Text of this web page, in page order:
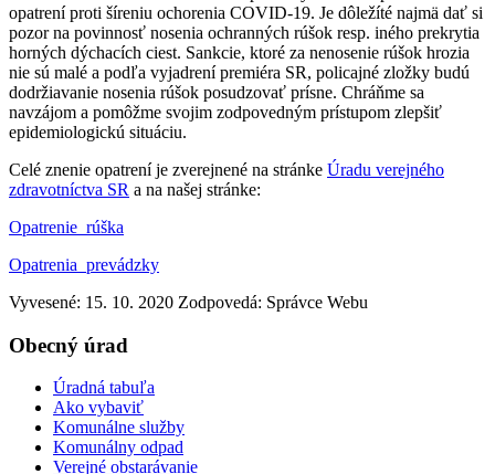
opatrení proti šíreniu ochorenia COVID-19. Je dôležíté najmä dať si
pozor na povinnosť nosenia ochranných rúšok resp. iného prekrytia
horných dýchacích ciest. Sankcie, ktoré za nenosenie rúšok hrozia
nie sú malé a podľa vyjadrení premiéra SR, policajné zložky budú
dodržiavanie nosenia rúšok posudzovať prísne. Chráňme sa
navzájom a pomôžme svojim zodpovedným prístupom zlepšiť
epidemiologickú situáciu.
Celé znenie opatrení je zverejnené na stránke Úradu verejného
zdravotníctva SR a na našej stránke:
Opatrenie_rúška
Opatrenia_prevádzky
Vyvesené: 15. 10. 2020 Zodpovedá: Správce Webu
Obecný úrad
Úradná tabuľa
Ako vybaviť
Komunálne služby
Komunálny odpad
Verejné obstarávanie